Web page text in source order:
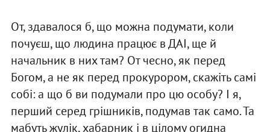
От, здавалося б, що можна подумати, коли
почуєш, що людина працює в ДАІ, ще й
начальник в них там? От чесно, як перед
Богом, а не як перед прокурором, скажіть самі
собі: а що б ви подумали про цю особу? І я,
перший серед грішників, подумав так само. Та
мабуть жулік, хабарник і в цілому огидна